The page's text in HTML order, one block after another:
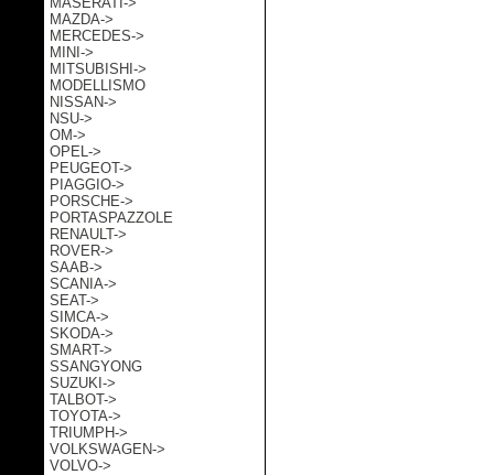
MAZDA->
MERCEDES->
MINI->
MITSUBISHI->
MODELLISMO
NISSAN->
NSU->
OM->
OPEL->
PEUGEOT->
PIAGGIO->
PORSCHE->
PORTASPAZZOLE
RENAULT->
ROVER->
SAAB->
SCANIA->
SEAT->
SIMCA->
SKODA->
SMART->
SSANGYONG
SUZUKI->
TALBOT->
TOYOTA->
TRIUMPH->
VOLKSWAGEN->
VOLVO->